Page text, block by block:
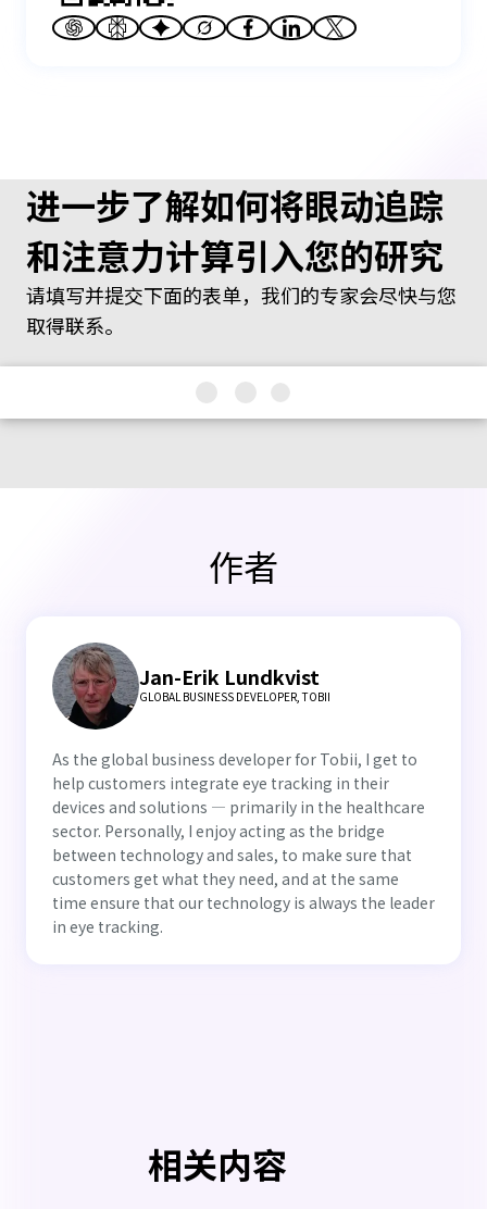
进一步了解如何将眼动追踪
和注意力计算引入您的研究
请填写并提交下面的表单，我们的专家会尽快与您
取得联系。
作者
Jan-Erik Lundkvist
GLOBAL BUSINESS DEVELOPER, TOBII
As the global business developer for Tobii, I get to
help customers integrate eye tracking in their
devices and solutions — primarily in the healthcare
sector. Personally, I enjoy acting as the bridge
between technology and sales, to make sure that
customers get what they need, and at the same
time ensure that our technology is always the leader
in eye tracking.
相关内容